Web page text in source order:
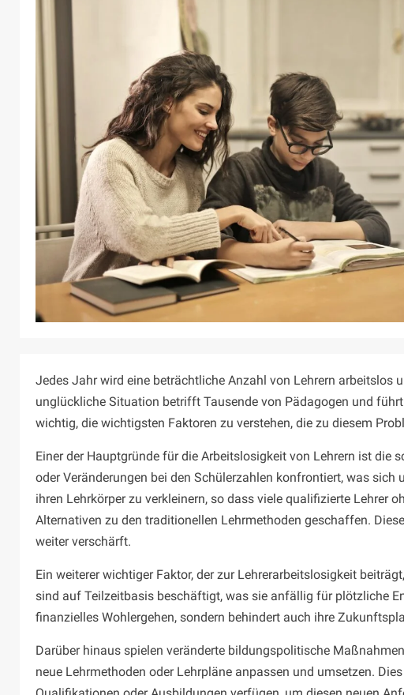
Jedes Jahr wird eine beträchtliche Anzahl von Lehrern
unglückliche Situation betrifft Tausende von Pädagogen und
wichtig, die wichtigsten Faktoren zu verstehen, die zu diesem
Einer der Hauptgründe für die Arbeitslosigkeit von Lehrern ist
oder Veränderungen bei den Schülerzahlen konfrontiert, was
ihren Lehrkörper zu verkleinern, so dass viele qualifizierte Lehrer
Alternativen zu den traditionellen Lehrmethoden geschaffen.
weiter verschärft.
Ein weiterer wichtiger Faktor, der zur Lehrerarbeitslosigkeit
sind auf Teilzeitbasis beschäftigt, was sie anfällig für plötzliche
finanzielles Wohlergehen, sondern behindert auch ihre
Darüber hinaus spielen veränderte bildungspolitische
neue Lehrmethoden oder Lehrpläne anpassen und umsetzen.